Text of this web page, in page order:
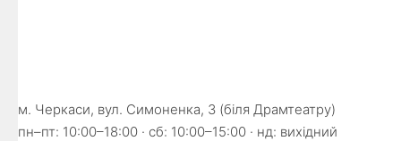
м. Черкаси, вул. Симоненка, 3 (біля Драмтеатру)
пн–пт: 10:00–18:00 · сб: 10:00–15:00 · нд: вихідний